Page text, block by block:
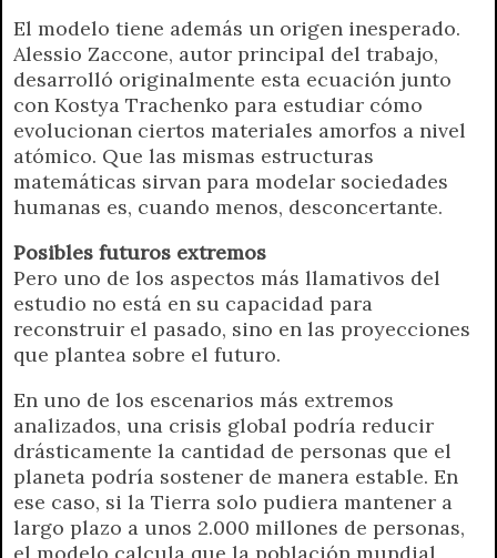
El modelo tiene además un origen inesperado.
Alessio Zaccone, autor principal del trabajo,
desarrolló originalmente esta ecuación junto
con Kostya Trachenko para estudiar cómo
evolucionan ciertos materiales amorfos a nivel
atómico. Que las mismas estructuras
matemáticas sirvan para modelar sociedades
humanas es, cuando menos, desconcertante.
Posibles futuros extremos
Pero uno de los aspectos más llamativos del
estudio no está en su capacidad para
reconstruir el pasado, sino en las proyecciones
que plantea sobre el futuro.
En uno de los escenarios más extremos
analizados, una crisis global podría reducir
drásticamente la cantidad de personas que el
planeta podría sostener de manera estable. En
ese caso, si la Tierra solo pudiera mantener a
largo plazo a unos 2.000 millones de personas,